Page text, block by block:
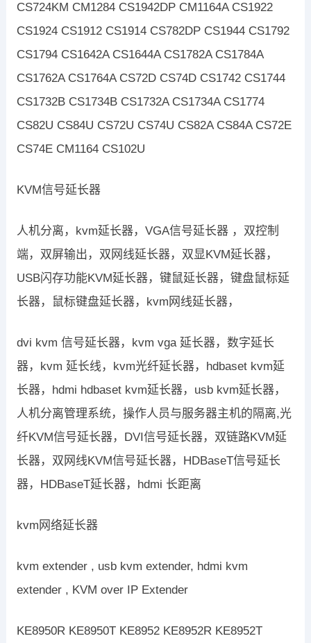
CS724KM CM1284 CS1942DP CM1164A CS1922
CS1924 CS1912 CS1914 CS782DP CS1944 CS1792
CS1794 CS1642A CS1644A CS1782A CS1784A
CS1762A CS1764A CS72D CS74D CS1742 CS1744
CS1732B CS1734B CS1732A CS1734A CS1774
CS82U CS84U CS72U CS74U CS82A CS84A CS72E
CS74E CM1164 CS102U
KVM信号延长器
人机分离，kvm延长器，VGA信号延长器 ，双控制
端，双屏输出，双网线延长器，双显KVM延长器，
USB闪存功能KVM延长器，键鼠延长器，键盘鼠标延
长器，鼠标键盘延长器，kvm网线延长器，
dvi kvm 信号延长器，kvm vga 延长器，数字延长
器，kvm 延长线，kvm光纤延长器，hdbaset kvm延
长器，hdmi hdbaset kvm延长器，usb kvm延长器，
人机分离管理系统，操作人员与服务器主机的隔离,光
纤KVM信号延长器，DVI信号延长器，双链路KVM延
长器，双网线KVM信号延长器，HDBaseT信号延长
器，HDBaseT延长器，hdmi 长距离
kvm网络延长器
kvm extender , usb kvm extender, hdmi kvm
extender , KVM over IP Extender
KE8950R KE8950T KE8952 KE8952R KE8952T